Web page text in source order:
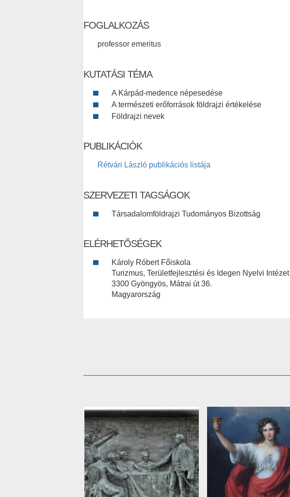
FOGLALKOZÁS
professor emeritus
KUTATÁSI TÉMA
A Kárpád-medence népesedése
A természeti erőforrások földrajzi értékelése
Földrajzi nevek
PUBLIKÁCIÓK
Rétvári László publikációs listája
SZERVEZETI TAGSÁGOK
Társadalomföldrajzi Tudományos Bizottság
ELÉRHETŐSÉGEK
Károly Róbert Főiskola
Turizmus, Területfejlesztési és Idegen Nyelvi Intézet
3300 Gyöngyös, Mátrai út 36.
Magyarország